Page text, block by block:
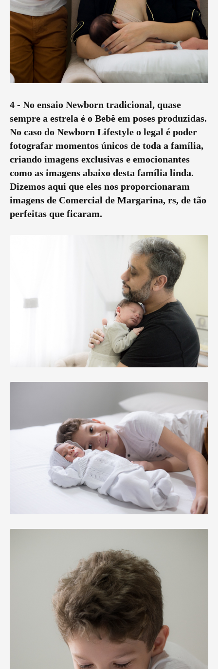
4 - No ensaio Newborn tradicional, quase
sempre a estrela é o Bebê em poses produzidas.
No caso do Newborn Lifestyle o legal é poder
fotografar momentos únicos de toda a família,
criando imagens exclusivas e emocionantes
como as imagens abaixo desta família linda.
Dizemos aqui que eles nos proporcionaram
imagens de Comercial de Margarina, rs, de tão
perfeitas que ficaram.